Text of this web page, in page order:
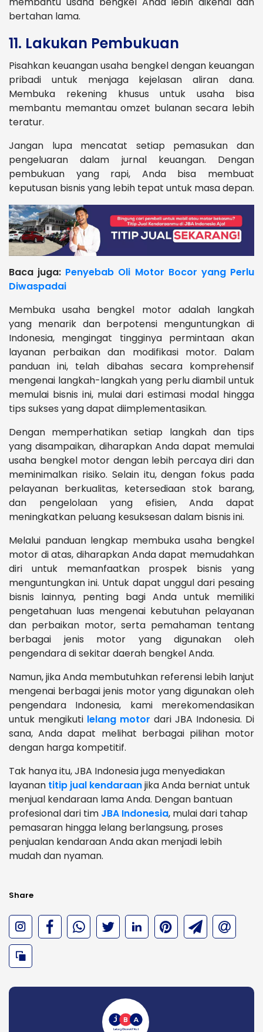
bertahan lama.
11. Lakukan Pembukuan
Pisahkan keuangan usaha bengkel dengan keuangan
pribadi untuk menjaga kejelasan aliran dana.
Membuka rekening khusus untuk usaha bisa
membantu memantau omzet bulanan secara lebih
teratur.
Jangan lupa mencatat setiap pemasukan dan
pengeluaran dalam jurnal keuangan. Dengan
pembukuan yang rapi, Anda bisa membuat
keputusan bisnis yang lebih tepat untuk masa depan.
Baca juga: Penyebab Oli Motor Bocor yang Perlu
Diwaspadai
Membuka usaha bengkel motor adalah langkah
yang menarik dan berpotensi menguntungkan di
Indonesia, mengingat tingginya permintaan akan
layanan perbaikan dan modifikasi motor. Dalam
panduan ini, telah dibahas secara komprehensif
mengenai langkah-langkah yang perlu diambil untuk
memulai bisnis ini, mulai dari estimasi modal hingga
tips sukses yang dapat diimplementasikan.
Dengan memperhatikan setiap langkah dan tips
yang disampaikan, diharapkan Anda dapat memulai
usaha bengkel motor dengan lebih percaya diri dan
meminimalkan risiko. Selain itu, dengan fokus pada
pelayanan berkualitas, ketersediaan stok barang,
dan pengelolaan yang efisien, Anda dapat
meningkatkan peluang kesuksesan dalam bisnis ini.
Melalui panduan lengkap membuka usaha bengkel
motor di atas, diharapkan Anda dapat memudahkan
diri untuk memanfaatkan prospek bisnis yang
menguntungkan ini. Untuk dapat unggul dari pesaing
bisnis lainnya, penting bagi Anda untuk memiliki
pengetahuan luas mengenai kebutuhan pelayanan
dan perbaikan motor, serta pemahaman tentang
berbagai jenis motor yang digunakan oleh
pengendara di sekitar daerah bengkel Anda.
Namun, jika Anda membutuhkan referensi lebih lanjut
mengenai berbagai jenis motor yang digunakan oleh
pengendara Indonesia, kami merekomendasikan
untuk mengikuti lelang motor dari JBA Indonesia. Di
sana, Anda dapat melihat berbagai pilihan motor
dengan harga kompetitif.
Tak hanya itu, JBA Indonesia juga menyediakan
layanan titip jual kendaraanjika Anda berniat untuk
menjual kendaraan lama Anda. Dengan bantuan
profesional dari tim JBA Indonesia, mulai dari tahap
pemasaran hingga lelang berlangsung, proses
penjualan kendaraan Anda akan menjadi lebih
mudah dan nyaman.
Share